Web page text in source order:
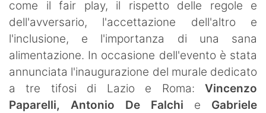
come il fair play, il rispetto delle regole e
dell'avversario, l'accettazione dell'altro e
l'inclusione, e l'importanza di una sana
alimentazione. In occasione dell'evento è stata
annunciata l'inaugurazione del murale dedicato
a tre tifosi di Lazio e Roma: Vincenzo
Paparelli, Antonio De Falchi e Gabriele